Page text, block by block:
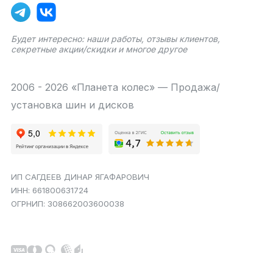
Будет интересно: наши работы, отзывы клиентов,
секретные акции/скидки и многое другое
2006 - 2026 «Планета колес» — Продажа/
установка шин и дисков
ИП САГДЕЕВ ДИНАР ЯГАФАРОВИЧ
ИНН: 661800631724
ОГРНИП: 308662003600038